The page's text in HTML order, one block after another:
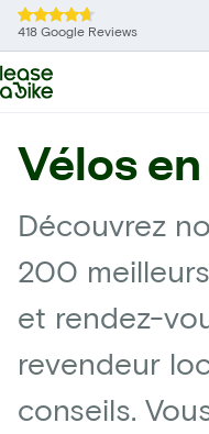
418 Google Reviews
Vélos
Découvrez
200
et rendez-
revendeur
conseils.